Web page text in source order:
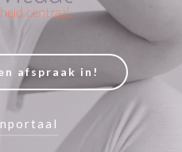
afspraak in!